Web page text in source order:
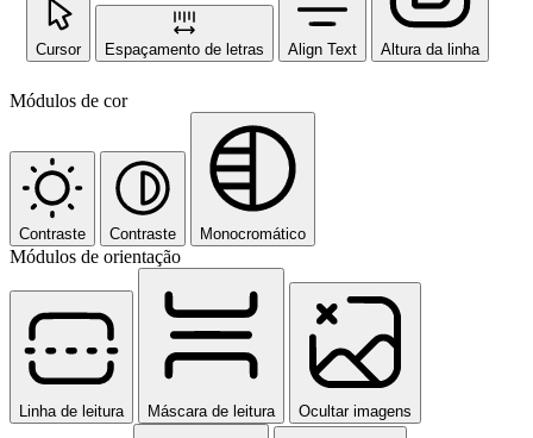
Cursor Espaçamento de letras Align Text Altura da linha
Módulos de cor
Contraste Contraste Monocromático
Módulos de orientação
Linha de leitura Máscara de leitura Ocultar imagens